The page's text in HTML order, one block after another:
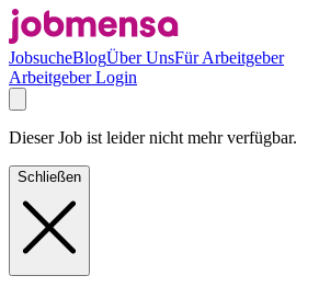
JobsucheBlogÜber UnsFür Arbeitgeber
Arbeitgeber Login
Dieser Job ist leider nicht mehr verfügbar.
Schließen